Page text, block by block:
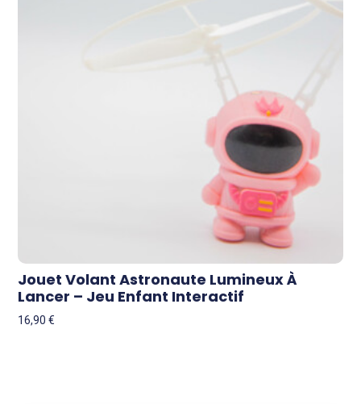
Jouet Volant Astronaute Lumineux À
Lancer – Jeu Enfant Interactif
16,90€